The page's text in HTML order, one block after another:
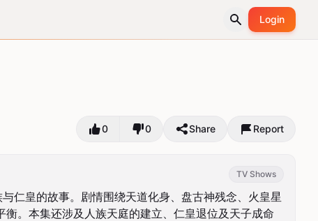
Login
0 0 Share Report
TV Shows
仁皇的故事。剧情围绕天道化身、盘古神残念、火皇星
。本集还涉及人族天庭的建立、仁皇退位及天子成命